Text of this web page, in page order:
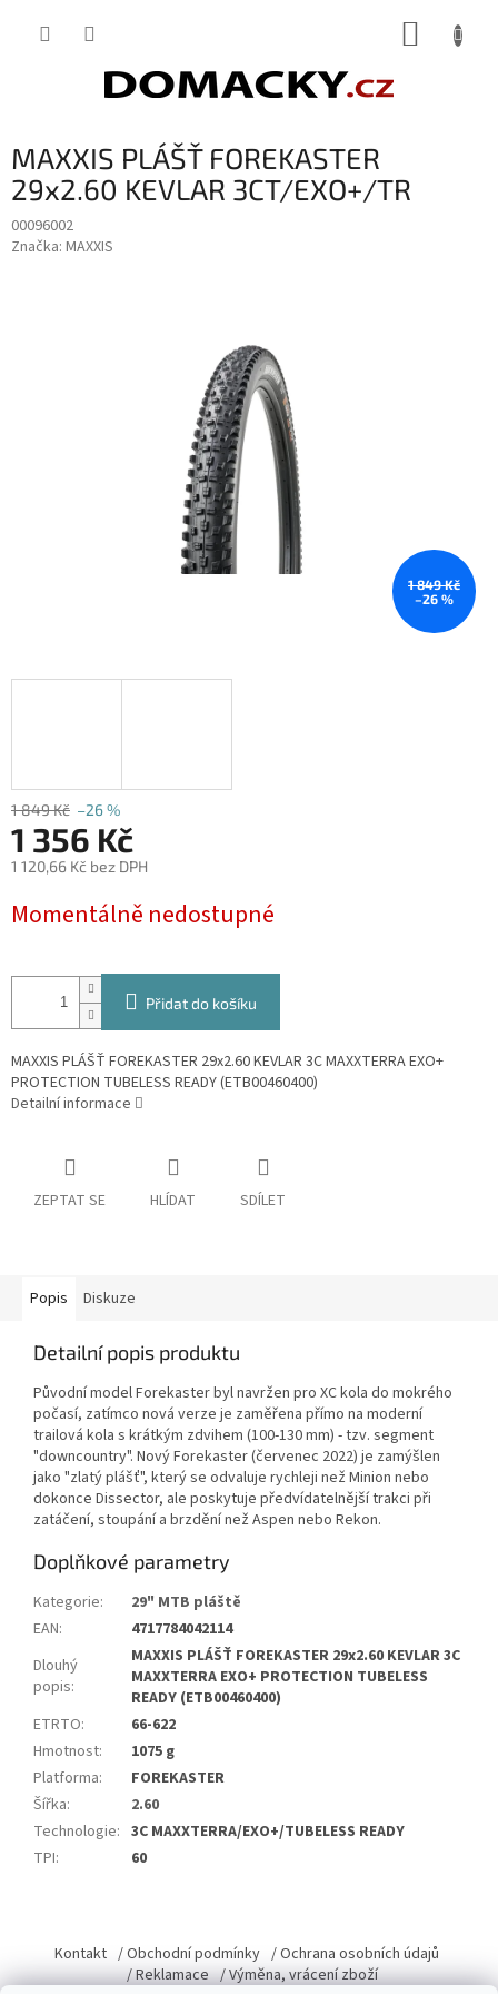
MAXXIS PLÁŠŤ FOREKASTER
29x2.60 KEVLAR 3CT/EXO+/TR
00096002
Značka: MAXXIS
1 849 Kč
–26 %
1 849 Kč –26 %
1 356 Kč
1 120,66 Kč bez DPH
cena:
Momentálně nedostupné
Přidat do košíku
MAXXIS PLÁŠŤ FOREKASTER 29x2.60 KEVLAR 3C MAXXTERRA EXO+
PROTECTION TUBELESS READY (ETB00460400)
Detailní informace
ZEPTAT SE HLÍDAT SDÍLET
Popis Diskuze
Detailní popis produktu
Původní model Forekaster byl navržen pro XC kola do mokrého
počasí, zatímco nová verze je zaměřena přímo na moderní
trailová kola s krátkým zdvihem (100-130 mm) - tzv. segment
"downcountry". Nový Forekaster (červenec 2022) je zamýšlen
jako "zlatý plášť", který se odvaluje rychleji než Minion nebo
dokonce Dissector, ale poskytuje předvídatelnější trakci při
zatáčení, stoupání a brzdění než Aspen nebo Rekon.
Doplňkové parametry
Kategorie:
29" MTB pláště
EAN:
4717784042114
Dlouhý
popis:
MAXXIS PLÁŠŤ FOREKASTER 29x2.60 KEVLAR 3C
MAXXTERRA EXO+ PROTECTION TUBELESS
READY (ETB00460400)
ETRTO:
66-622
Hmotnost:
1075 g
Platforma:
FOREKASTER
Šířka:
2.60
Technologie: 3C MAXXTERRA/EXO+/TUBELESS READY
TPI: 60
p
Kontakt / Obchodní podmínky / Ochrana osobních údajů
/ Reklamace / Výměna, vrácení zboží